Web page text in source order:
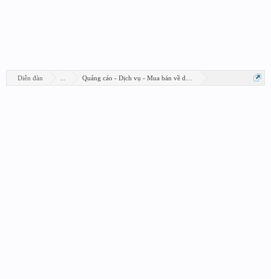
Diễn đàn Quảng cáo - Dịch vụ - Mua bán về design